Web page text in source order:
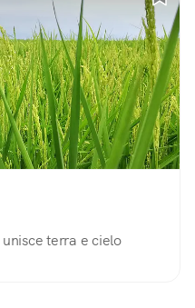
terra e cielo